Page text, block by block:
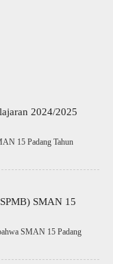
2024/2025
15 Padang Tahun
SMAN 15
SMAN 15 Padang